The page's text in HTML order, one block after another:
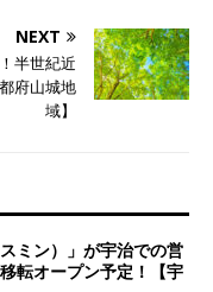
NEXT
半世紀近
府山城地
域】
ミン）」が宇治での営
転オープン予定！【宇